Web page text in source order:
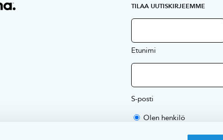
TILAA UUTISKIRJEEMME
Etunimi
S-posti
Olen henkilö